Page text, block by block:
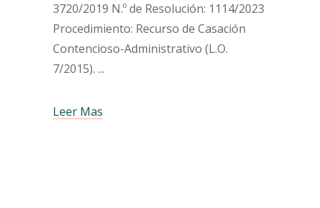
3720/2019 N.º de Resolución: 1114/2023
Procedimiento: Recurso de Casación
Contencioso-Administrativo (L.O.
7/2015).
Leer Mas